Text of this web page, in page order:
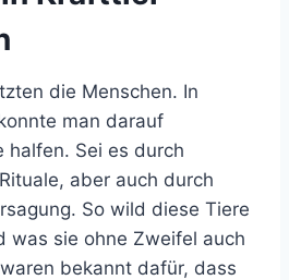
die Menschen. In
man darauf
halfen. Sei es durch
aber auch durch
So wild diese Tiere
was sie ohne Zweifel auch
bekannt dafür, dass